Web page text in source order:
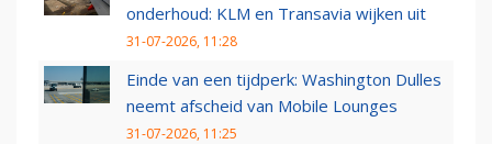
onderhoud: KLM en Transavia wijken uit
31-07-2026, 11:28
Einde van een tijdperk: Washington Dulles
neemt afscheid van Mobile Lounges
31-07-2026, 11:25